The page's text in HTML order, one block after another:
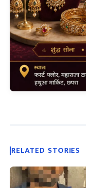
RELATED STORIES